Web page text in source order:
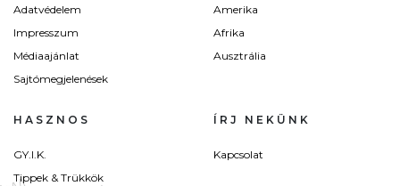
Adatvédelem
Impresszum
Médiaajánlat
Sajtómegjelenések
Amerika
Afrika
Ausztrália
HASZNOS
GY.I.K.
Tippek & Trükkök
ÍRJ NEKÜNK
Kapcsolat